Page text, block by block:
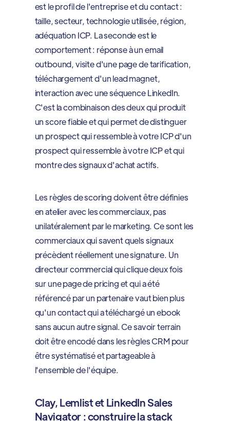
est le profil de l'entreprise et du contact :
taille, secteur, technologie utilisée, région,
adéquation ICP. La seconde est le
comportement : réponse à un email
outbound, visite d'une page de tarification,
téléchargement d'un lead magnet,
interaction avec une séquence LinkedIn.
C'est la combinaison des deux qui produit
un score fiable et qui permet de distinguer
un prospect qui ressemble à votre ICP d'un
prospect qui ressemble à votre ICP et qui
montre des signaux d'achat actifs.
Les règles de scoring doivent être définies
en atelier avec les commerciaux, pas
unilatéralement par le marketing. Ce sont les
commerciaux qui savent quels signaux
précèdent réellement une signature. Un
directeur commercial qui clique deux fois
sur une page de pricing et qui a été
référencé par un partenaire vaut bien plus
qu'un contact qui a téléchargé un ebook
sans aucun autre signal. Ce savoir terrain
doit être encodé dans les règles CRM pour
être systématisé et partageable à
l'ensemble de l'équipe.
Clay, Lemlist et LinkedIn Sales
Navigator : construire la stack